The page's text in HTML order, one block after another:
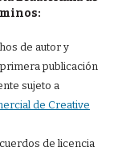
de autor y
publicación
sujeto a
de Creative
de licencia